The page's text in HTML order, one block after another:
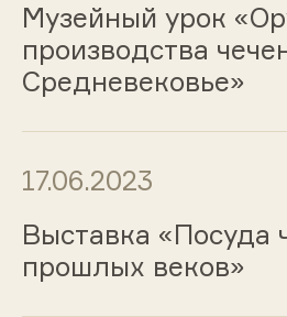
Музейный урок
производства
Средневековье»
17.06.2023
Выставка «Посуда
прошлых веков»